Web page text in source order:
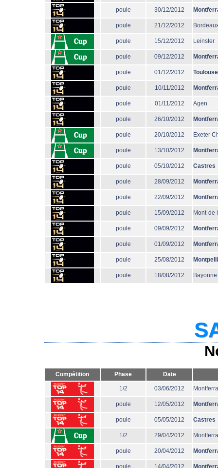
poule 30/12/2012
poule 21/12/2012
poule 15/12/2012 Leinster
poule 09/12/2012
poule 01/12/2012 Toulouse
poule 10/11/2012
poule 01/11/2012 Agen
poule 26/10/2012
poule 20/10/2012 Exeter
poule 13/10/2012
poule 05/10/2012 Castres
poule 28/09/2012
poule 22/09/2012
poule 15/09/2012 Mont-
poule 09/09/2012
poule 01/09/2012
poule 25/08/2012
poule 18/08/2012 Bayonne
Compétition Phase Date
1/2 03/06/2012
poule 12/05/2012
poule 05/05/2012 Castres
1/2 29/04/2012
poule 20/04/2012
poule 14/04/2012